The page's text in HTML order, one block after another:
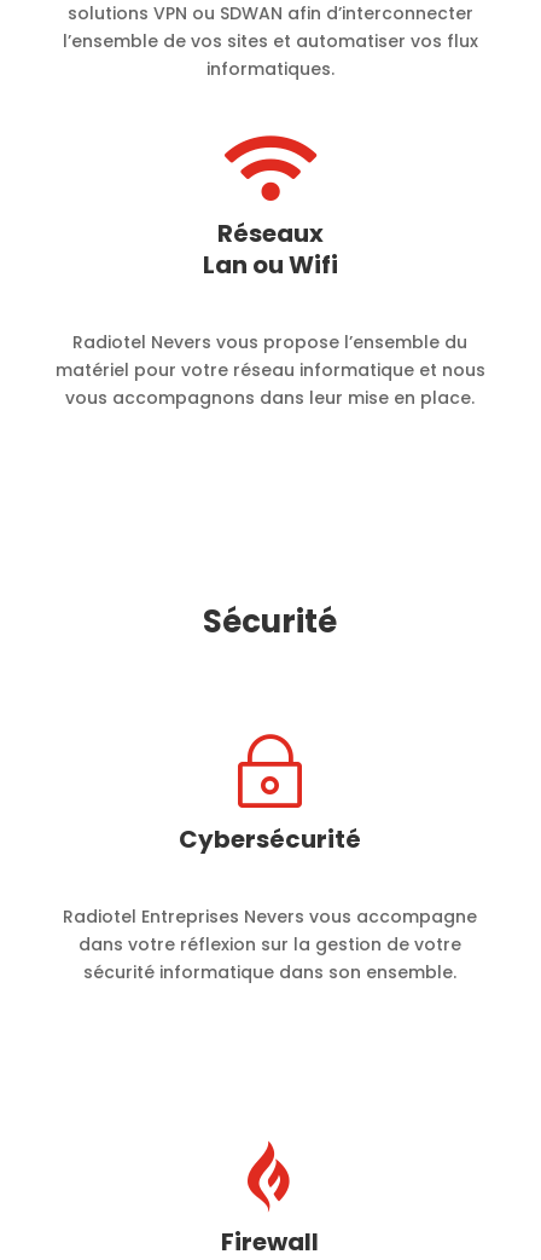
solutions VPN ou SDWAN afin d’interconnecter
l’ensemble de vos sites et automatiser vos flux
informatiques.

Réseaux
Lan ou Wifi
Radiotel Nevers vous propose l’ensemble du
matériel pour votre réseau informatique et nous
vous accompagnons dans leur mise en place.
Sécurité
~
Cybersécurité
Radiotel Entreprises Nevers vous accompagne
dans votre réflexion sur la gestion de votre
sécurité informatique dans son ensemble.

Firewall